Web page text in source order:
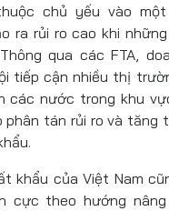
chủ yếu vào
ra rủi ro cao khi
qua các FTA,
tiếp cận nhiều thị
các nước trong khu
phân tán rủi ro và tăng
khẩu của Việt Nam
cực theo hướng